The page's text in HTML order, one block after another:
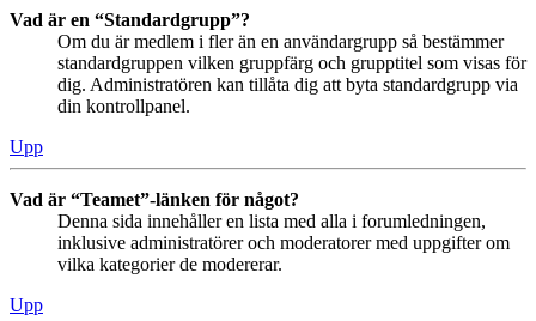
Vad är en “Standardgrupp”?
Om du är medlem i fler än en användargrupp så bestämmer
standardgruppen vilken gruppfärg och grupptitel som visas för
dig. Administratören kan tillåta dig att byta standardgrupp via
din kontrollpanel.
Upp
Vad är “Teamet”-länken för något?
Denna sida innehåller en lista med alla i forumledningen,
inklusive administratörer och moderatorer med uppgifter om
vilka kategorier de modererar.
Upp